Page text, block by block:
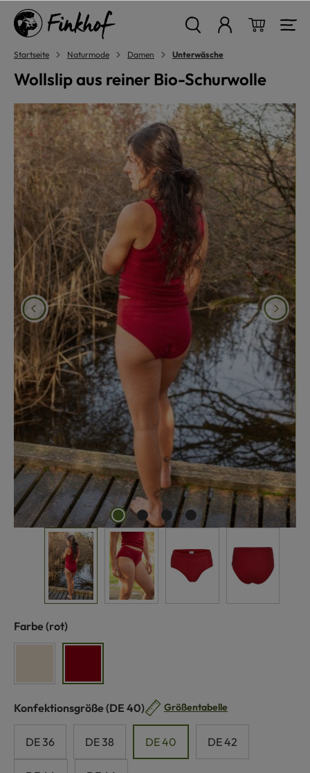
springen
Startseite Naturmode Damen Unterwäsche
Wollslip aus reiner Bio-Schurwolle
Bildergalerie überspringen
Farbe auswählen
(rot)
Konfektionsgröße auswählen
(DE 40) Größentabelle
DE 36 DE 38 DE 40 DE 42